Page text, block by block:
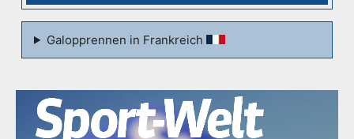
Galopprennen in Frankreich